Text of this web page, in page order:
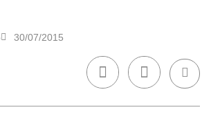
30/07/2015